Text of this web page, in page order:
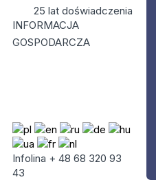
25 lat doświadczenia
INFORMACJA
GOSPODARCZA
Infolina + 48 68 320 93
43